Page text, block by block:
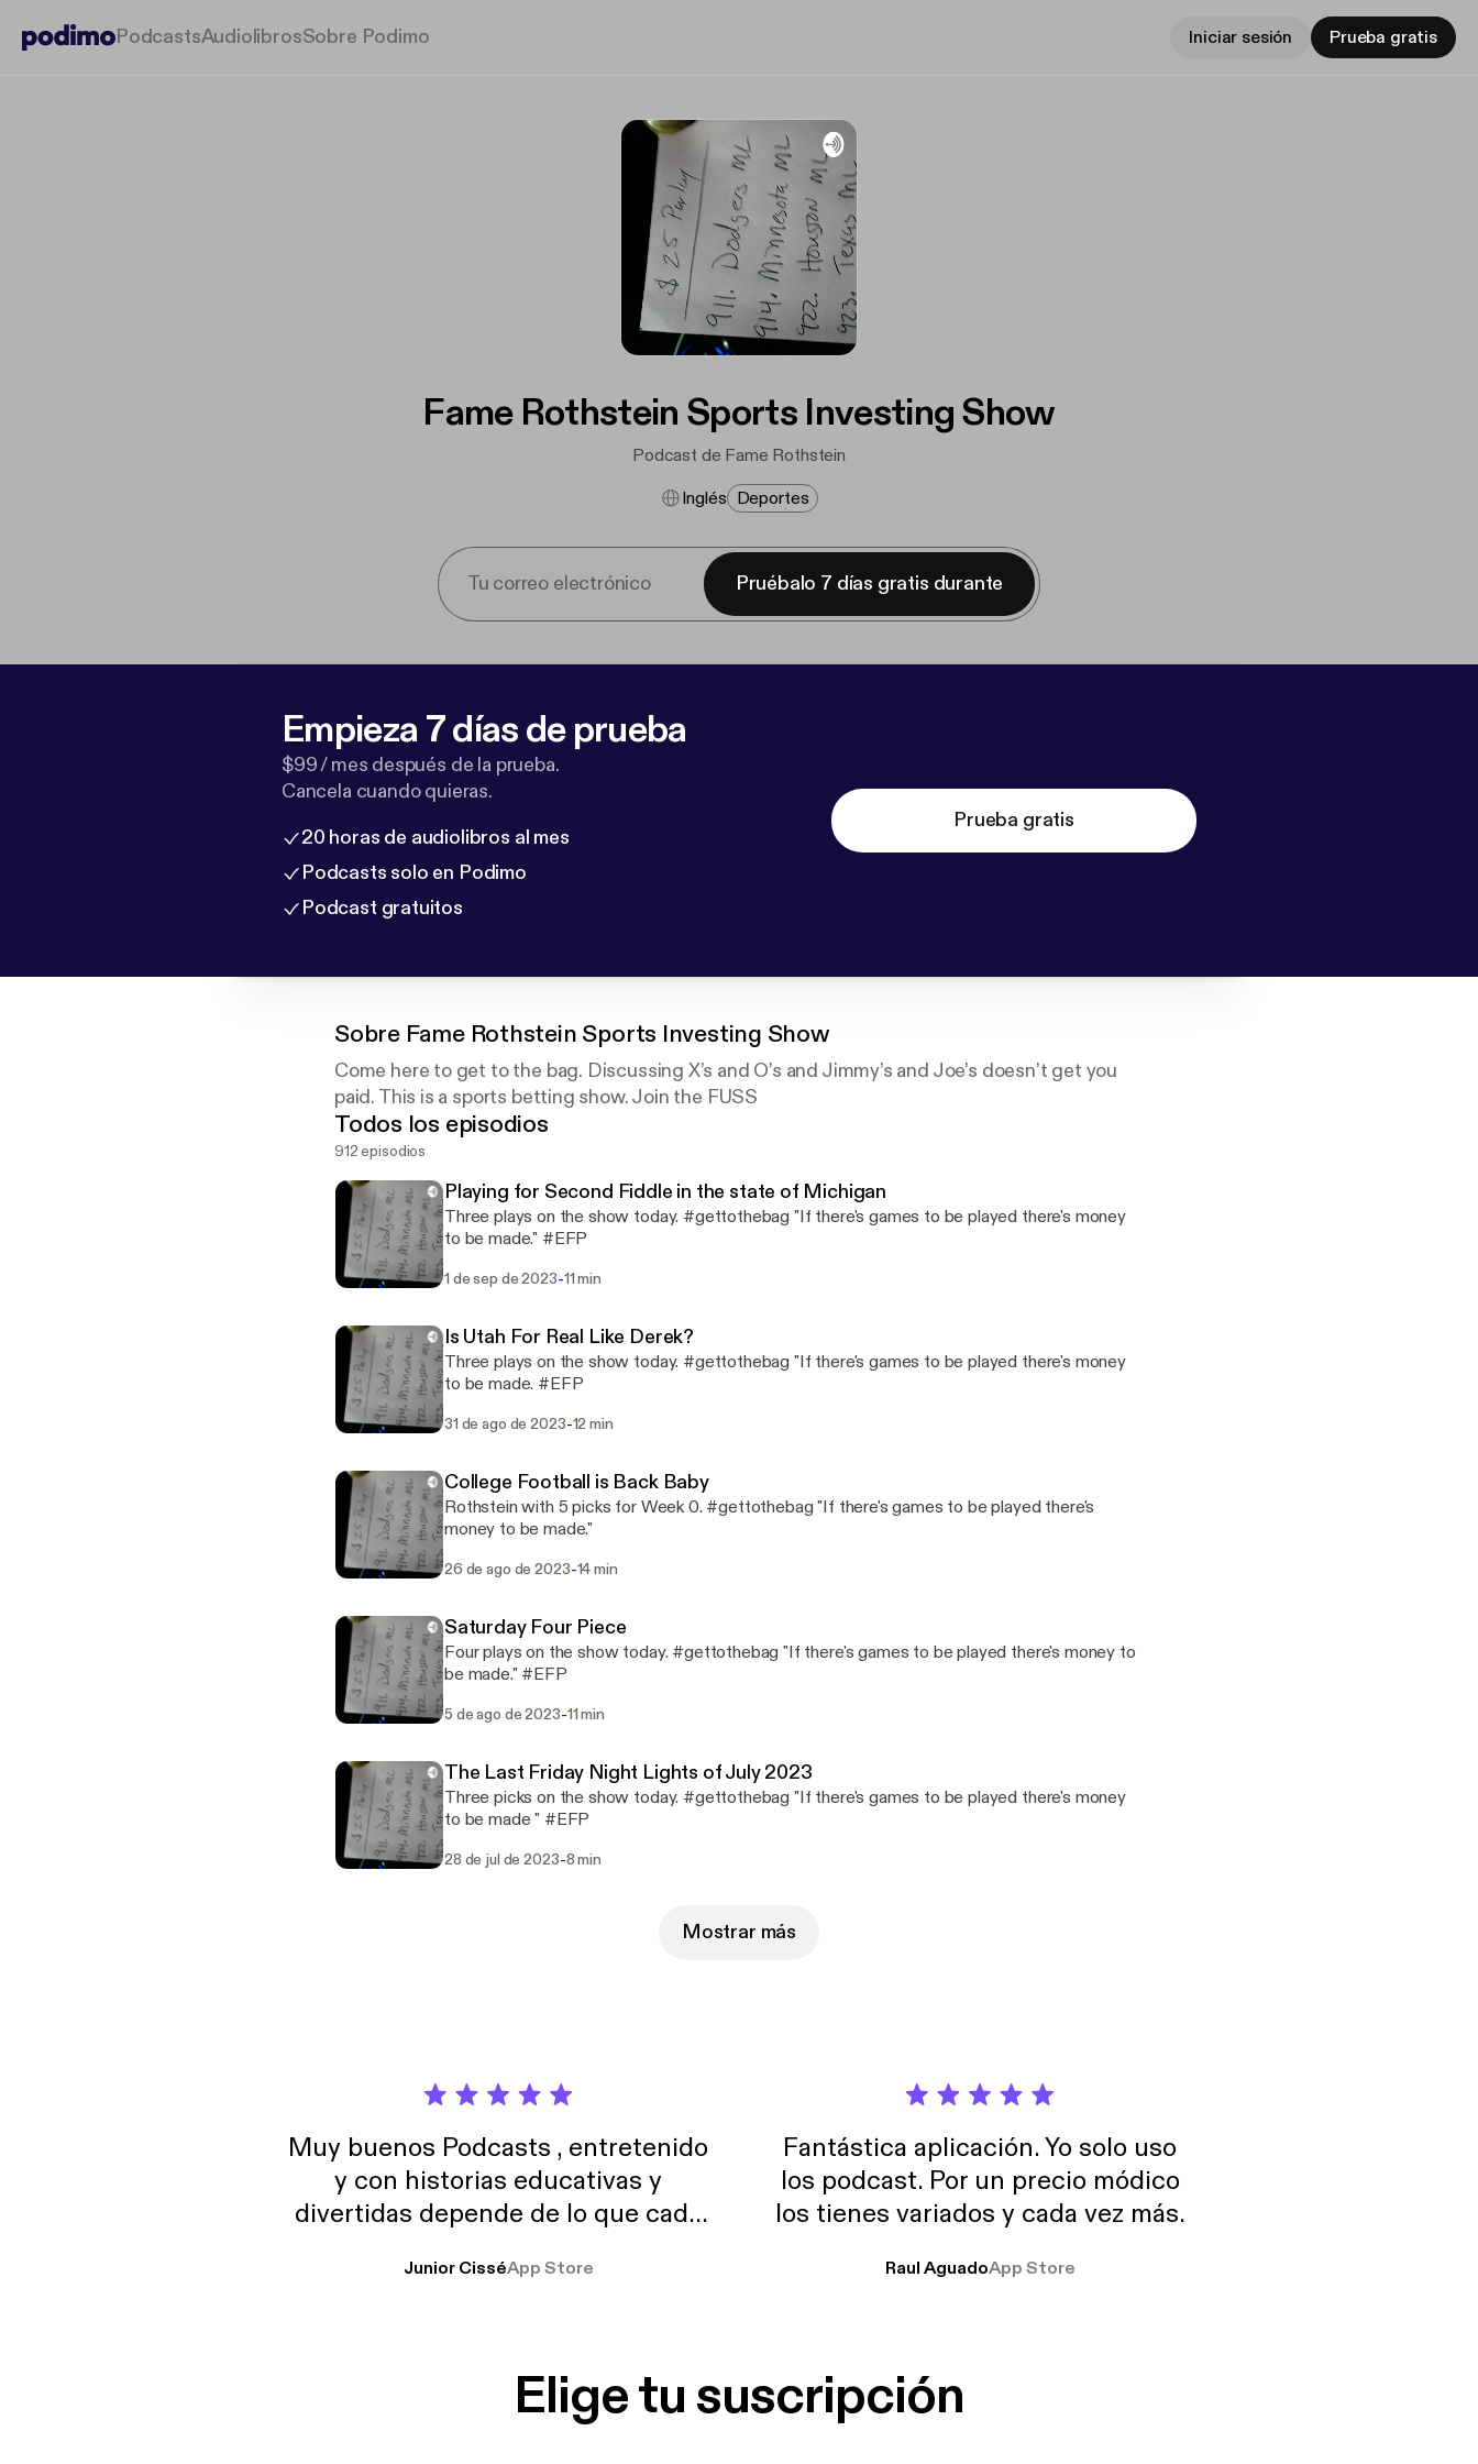
PodcastsAudiolibrosSobre Podimo Iniciar sesión Prueba gratis
Fame Rothstein Sports Investing Show
Podcast de Fame Rothstein
Inglés Deportes
Pruébalo 7 días gratis durante
Empieza 7 días de prueba
$99 / mes después de la prueba.
Cancela cuando quieras.
20 horas de audiolibros al mes
Podcasts solo en Podimo
Podcast gratuitos
Prueba gratis
Sobre Fame Rothstein Sports Investing Show
Come here to get to the bag. Discussing X’s and O’s and Jimmy’s and Joe’s doesn’t get you
paid. This is a sports betting show. Join the FUSS
Todos los episodios
912 episodios
Playing for Second Fiddle in the state of Michigan
Three plays on the show today. #gettothebag "If there's games to be played there's money
to be made." #EFP
1 de sep de 2023-11 min
Is Utah For Real Like Derek?
Three plays on the show today. #gettothebag "If there's games to be played there's money
to be made. #EFP
31 de ago de 2023-12 min
College Football is Back Baby
Rothstein with 5 picks for Week 0. #gettothebag "If there's games to be played there's
money to be made."
26 de ago de 2023-14 min
Saturday Four Piece
Four plays on the show today. #gettothebag "If there's games to be played there's money to
be made." #EFP
5 de ago de 2023-11 min
The Last Friday Night Lights of July 2023
Three picks on the show today. #gettothebag "If there's games to be played there's money
to be made " #EFP
28 de jul de 2023-8 min
Mostrar más
Muy buenos Podcasts , entretenido
y con historias educativas y
divertidas depende de lo que cada
trabajo ya que estoy muchas horas
Junior CisséApp Store
Fantástica aplicación. Yo solo uso
los podcast. Por un precio módico
los tienes variados y cada vez más.
Raul AguadoApp Store
Elige tu suscripción